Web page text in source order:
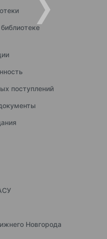
библиотеке
поступлений
Новгорода